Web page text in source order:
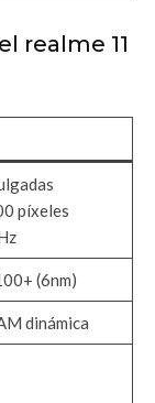
realme 11
píxeles
(6nm)
dinámica